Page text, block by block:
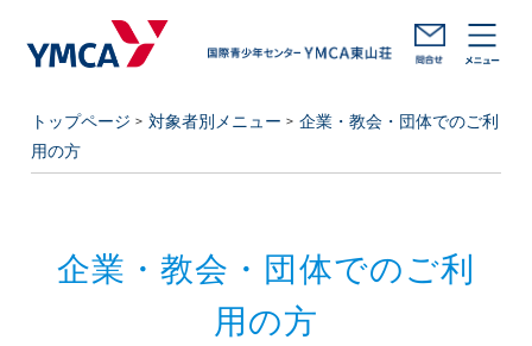
トップページ 対象者別メニュー
企業・教会・団体でのご利
用の方
企業・教会・団体でのご利
用の方